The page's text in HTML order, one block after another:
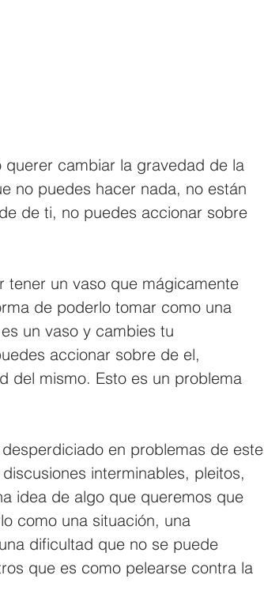
cambiar la gravedad de la
no puedes hacer nada, no están
de ti, no puedes accionar sobre
tener un vaso que mágicamente
de poderlo tomar como una
un vaso y cambies tu
accionar sobre de el,
del mismo. Esto es un problema
en problemas de este
interminables, pleitos,
idea de algo que queremos que
como una situación, una
dificultad que no se puede
que es como pelearse contra la